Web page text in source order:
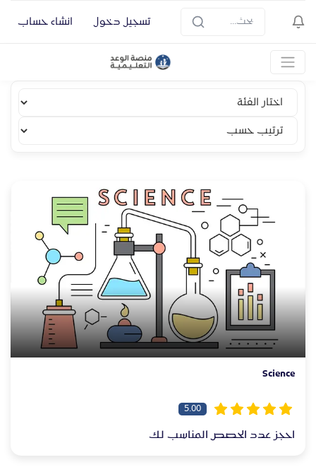
تسجيل دخول انشاء حساب
Science
5.00
احجز عدد الحصص المناسب لك